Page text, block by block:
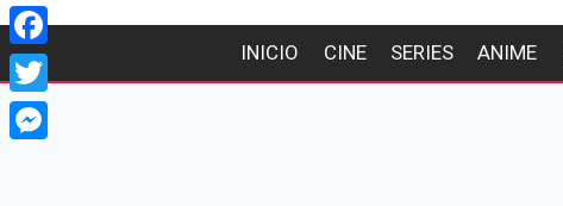
INICIO CINE SERIES ANIME
WhatsApp
Facebook
Twitter